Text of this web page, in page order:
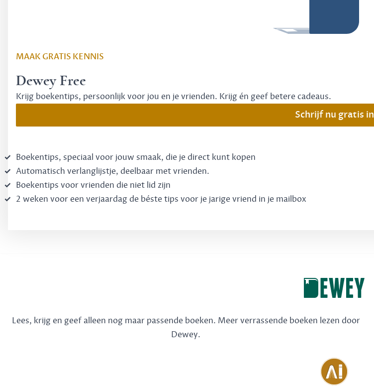
MAAK GRATIS KENNIS
Dewey Free
Krijg boekentips, persoonlijk voor jou en je vrienden. Krijg én geef betere cadeaus.
Schrijf nu gratis in
Boekentips, speciaal voor jouw smaak, die je direct kunt kopen
Automatisch verlanglijstje, deelbaar met vrienden.
Boekentips voor vrienden die niet lid zijn
2 weken voor een verjaardag de béste tips voor je jarige vriend in je mailbox
Lees, krijg en geef alleen nog maar passende boeken. Meer verrassende boeken lezen door
Dewey.